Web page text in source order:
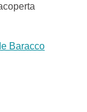
Baracco